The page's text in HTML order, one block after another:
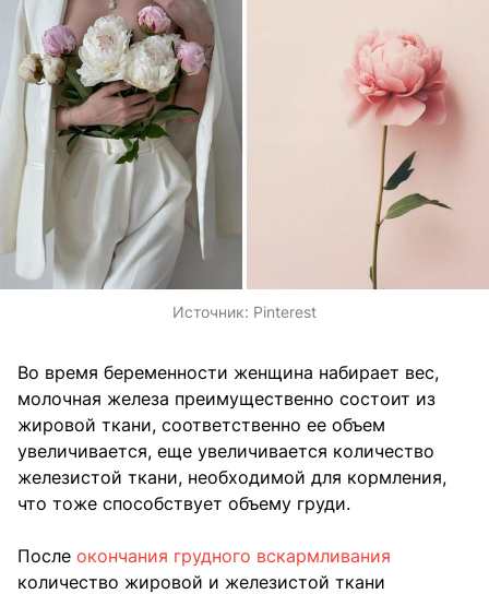
Источник: Pinterest
Во время беременности женщина набирает вес,
молочная железа преимущественно состоит из
жировой ткани, соответственно ее объем
увеличивается, еще увеличивается количество
железистой ткани, необходимой для кормления,
что тоже способствует объему груди.
После окончания грудного вскармливания
количество жировой и железистой ткани